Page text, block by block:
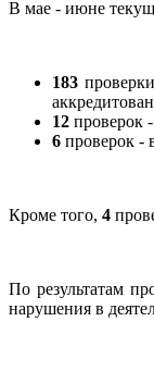
В мае - июне
183
12 проверок
6 проверок -
Кроме того, 4
По результатам
нарушения в